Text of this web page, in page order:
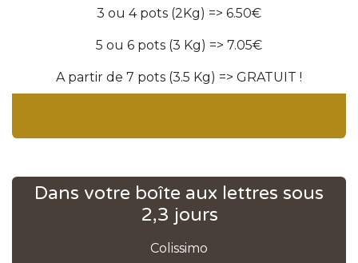
3 ou 4 pots (2Kg) => 6.50€
5 ou 6 pots (3 Kg) => 7.05€
A partir de 7 pots (3.5 Kg) => GRATUIT !
Dans votre boîte aux lettres sous
2,3 jours
Colissimo